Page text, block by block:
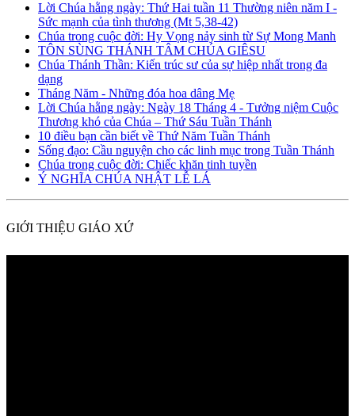
Lời Chúa hằng ngày: Thứ Hai tuần 11 Thường niên năm I -
Sức mạnh của tình thương (Mt 5,38-42)
Chúa trong cuộc đời: Hy Vọng nảy sinh từ Sự Mong Manh
TÔN SÙNG THÁNH TÂM CHÚA GIÊSU
Chúa Thánh Thần: Kiến trúc sư của sự hiệp nhất trong đa
dạng
Tháng Năm - Những đóa hoa dâng Mẹ
Lời Chúa hằng ngày: Ngày 18 Tháng 4 - Tưởng niệm Cuộc
Thương khó của Chúa – Thứ Sáu Tuần Thánh
10 điều bạn cần biết về Thứ Năm Tuần Thánh
Sống đạo: Cầu nguyện cho các linh mục trong Tuần Thánh
Chúa trong cuộc đời: Chiếc khăn tinh tuyền
Ý NGHĨA CHÚA NHẬT LỄ LÁ
GIỚI THIỆU GIÁO XỨ